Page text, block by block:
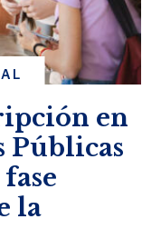
en
Públicas
la